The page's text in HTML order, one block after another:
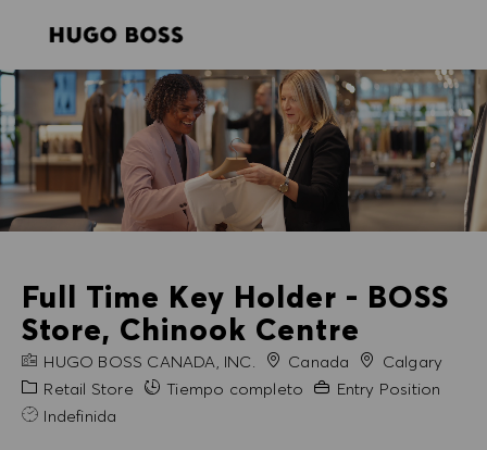
Full Time Key Holder - BOSS
Store, Chinook Centre
NOMBRE DE LA EMPRESA
HUGO BOSS CANADA, INC. Canada Ciudad
Calgary
Categoría
Retail Store Tiempo completo Experiencia necesaria
Entry Position
Indefinida